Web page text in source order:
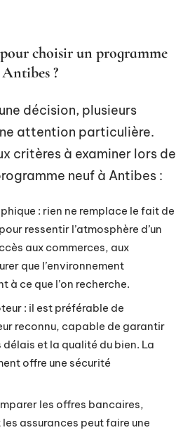
choisir un programme
?
décision, plusieurs
attention particulière.
critères à examiner lors de
neuf à Antibes :
: rien ne remplace le fait de
ressentir l’atmosphère d’un
aux commerces, aux
que l’environnement
à ce que l’on recherche.
: il est préférable de
reconnu, capable de garantir
et la qualité du bien. La
offre une sécurité
les offres bancaires,
assurances peut faire une